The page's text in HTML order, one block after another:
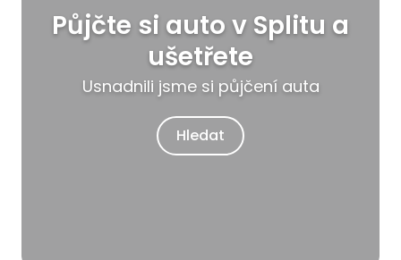
Půjčte si auto v Splitu a
ušetřete
Usnadnili jsme si půjčení auta
Hledat